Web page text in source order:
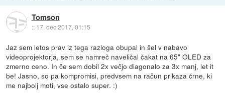
Tomson
:: 17. dec 2017, 01:15
Jaz sem letos prav iz tega razloga obupal in šel v nabavo
videoprojektorja, sem se namreč naveličal čakat na 65" OLED za
zmerno ceno. In če sem dobil 2x večjo diagonalo za 3x manj, let it
be! Jasno, so pa kompromisi, predvsem na račun prikaza črne, ki
me najbolj moti, vse ostalo super. :)